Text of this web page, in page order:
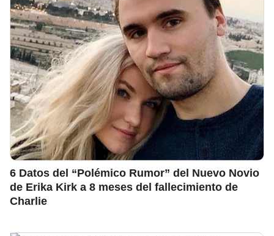
6 Datos del “Polémico Rumor” del Nuevo Novio
de Erika Kirk a 8 meses del fallecimiento de
Charlie